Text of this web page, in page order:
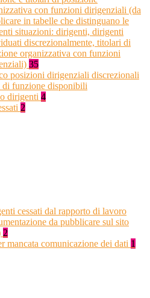
con funzioni dirigenziali (da
in tabelle che distinguano le
situazioni: dirigenti, dirigenti
discrezionalmente, titolari di
organizzativa con funzioni
35
posizioni dirigenziali discrezionali
di funzione disponibili
dirigenti 4
2
cessati dal rapporto di lavoro
da pubblicare sul sito
2
mancata comunicazione dei dati 1